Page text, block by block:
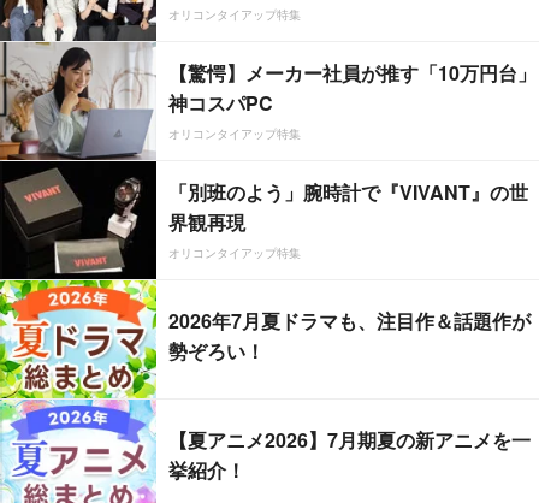
オリコンタイアップ特集
【驚愕】メーカー社員が推す「10万円台」
神コスパPC
オリコンタイアップ特集
「別班のよう」腕時計で『VIVANT』の世
界観再現
オリコンタイアップ特集
2026年7月夏ドラマも、注目作＆話題作が
勢ぞろい！
【夏アニメ2026】7月期夏の新アニメを一
挙紹介！